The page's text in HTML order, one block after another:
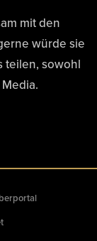
mit den
würde sie
teilen, sowohl